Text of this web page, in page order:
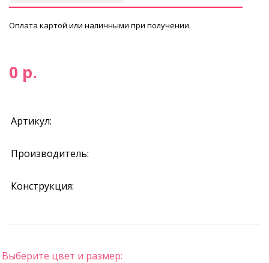
Оплата картой или наличными при получении.
0 р.
Артикул:
Производитель:
Конструкция:
Выберите цвет и размер: